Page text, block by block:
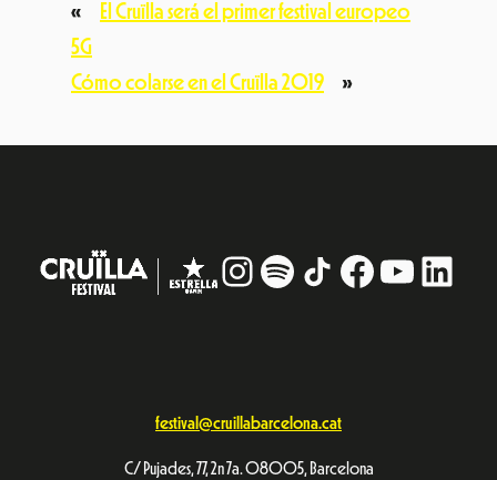
«
El Cruïlla será el primer festival europeo
5G
Cómo colarse en el Cruïlla 2019
»
Instagram
# TikTokFacebook
festival@cruillabarcelona.cat
C/ Pujades, 77, 2n 7a. 08005, Barcelona